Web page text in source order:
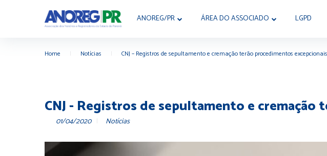
ANOREG/PR ÁREA DO ASSOCIADO LGPD
Home Notícias CNJ – Registros de sepultamento e cremação terão procedimentos excepcionais
CNJ - Registros de sepultamento e
01/04/2020 Notícias